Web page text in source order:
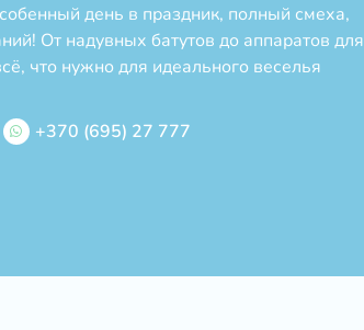
день в праздник, полный смеха,
От надувных батутов до аппаратов для
что нужно для идеального веселья
+370 (695) 27 777